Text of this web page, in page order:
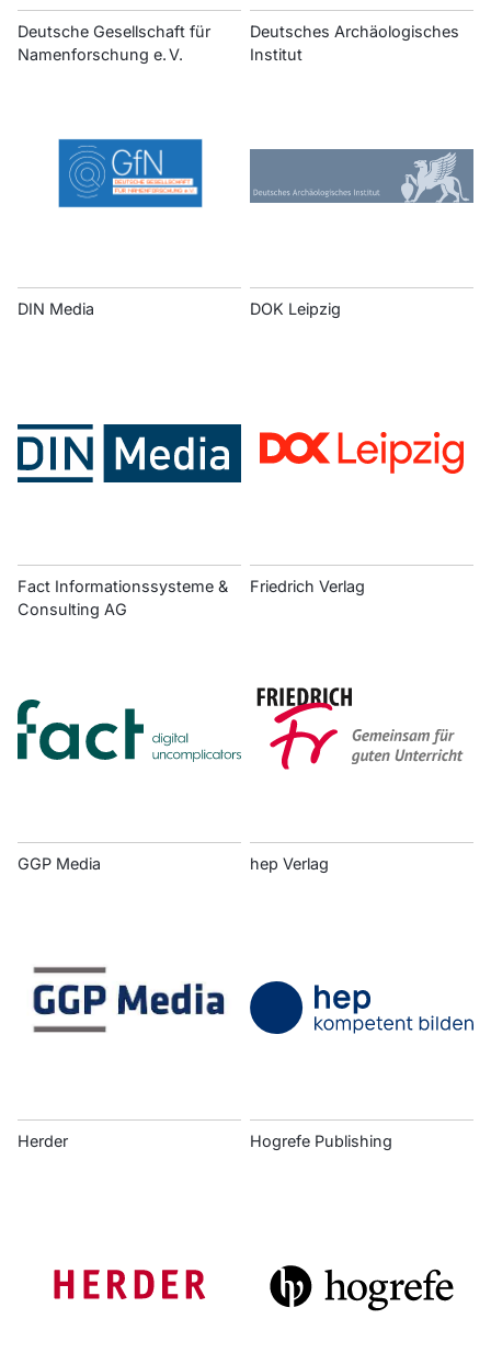
Deutsche Gesellschaft für
Namenforschung e. V.
Deutsches Archäologisches
Institut
DIN Media DOK Leipzig
Fact Informationssysteme &
Consulting AG
Friedrich Verlag
GGP Media hep Verlag
Herder Hogrefe Publishing